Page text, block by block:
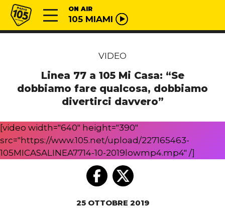
Vai al contenuto
Radio 105 ON AIR
105 MIAMI
VIDEO
Linea 77 a 105 Mi Casa: “Se
dobbiamo fare qualcosa, dobbiamo
divertirci davvero”
[video width="640" height="390"
src="https://www.105.net/upload/227165463-
105MICASALINEA7714-10-2019lowmp4.mp4" /]
25 OTTOBRE 2019